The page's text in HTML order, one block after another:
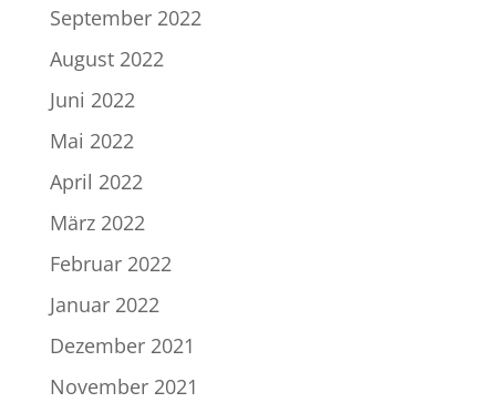
September 2022
August 2022
Juni 2022
Mai 2022
April 2022
März 2022
Februar 2022
Januar 2022
Dezember 2021
November 2021